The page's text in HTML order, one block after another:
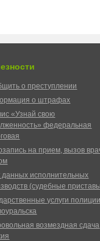
о преступлении
о штрафах
«Узнай свою
федеральная
на прием, вызов
данных исполнительных
(судебные
услуги
возмездная сдача